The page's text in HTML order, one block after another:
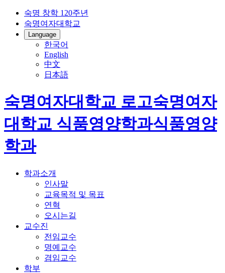
숙명 창학 120주년
숙명여자대학교
Language
한국어
English
中文
日本語
숙명여자대학교 로고숙명여자
대학교 식품영양학과식품영양
학과
학과소개
인사말
교육목적 및 목표
연혁
오시는길
교수진
전임교수
명예교수
겸임교수
학부